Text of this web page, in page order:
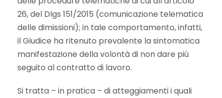
26, del Dlgs 151/2015 (comunicazione telematica
delle dimissioni); in tale comportamento, infatti,
il Giudice ha ritenuto prevalente la sintomatica
manifestazione della volontà di non dare più
seguito al contratto di lavoro.
Si tratta – in pratica – di atteggiamenti i quali